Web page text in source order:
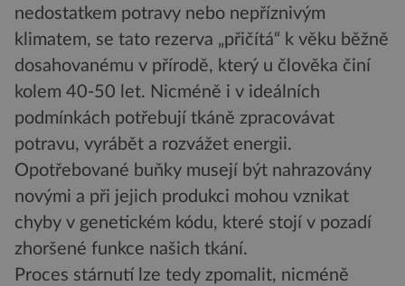
nedostatkem potravy nebo nepříznivým
klimatem, se tato rezerva „přičítá“ k věku běžně
dosahovanému v přírodě, který u člověka činí
kolem 40-50 let. Nicméně i v ideálních
podmínkách potřebují tkáně zpracovávat
potravu, vyrábět a rozvážet energii.
Opotřebované buňky musejí být nahrazovány
novými a při jejich produkci mohou vznikat
chyby v genetickém kódu, které stojí v pozadí
zhoršené funkce našich tkání.
Proces stárnutí lze tedy zpomalit, nicméně